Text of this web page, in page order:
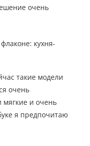
очень
такие модели
очень
и очень
я предпочитаю